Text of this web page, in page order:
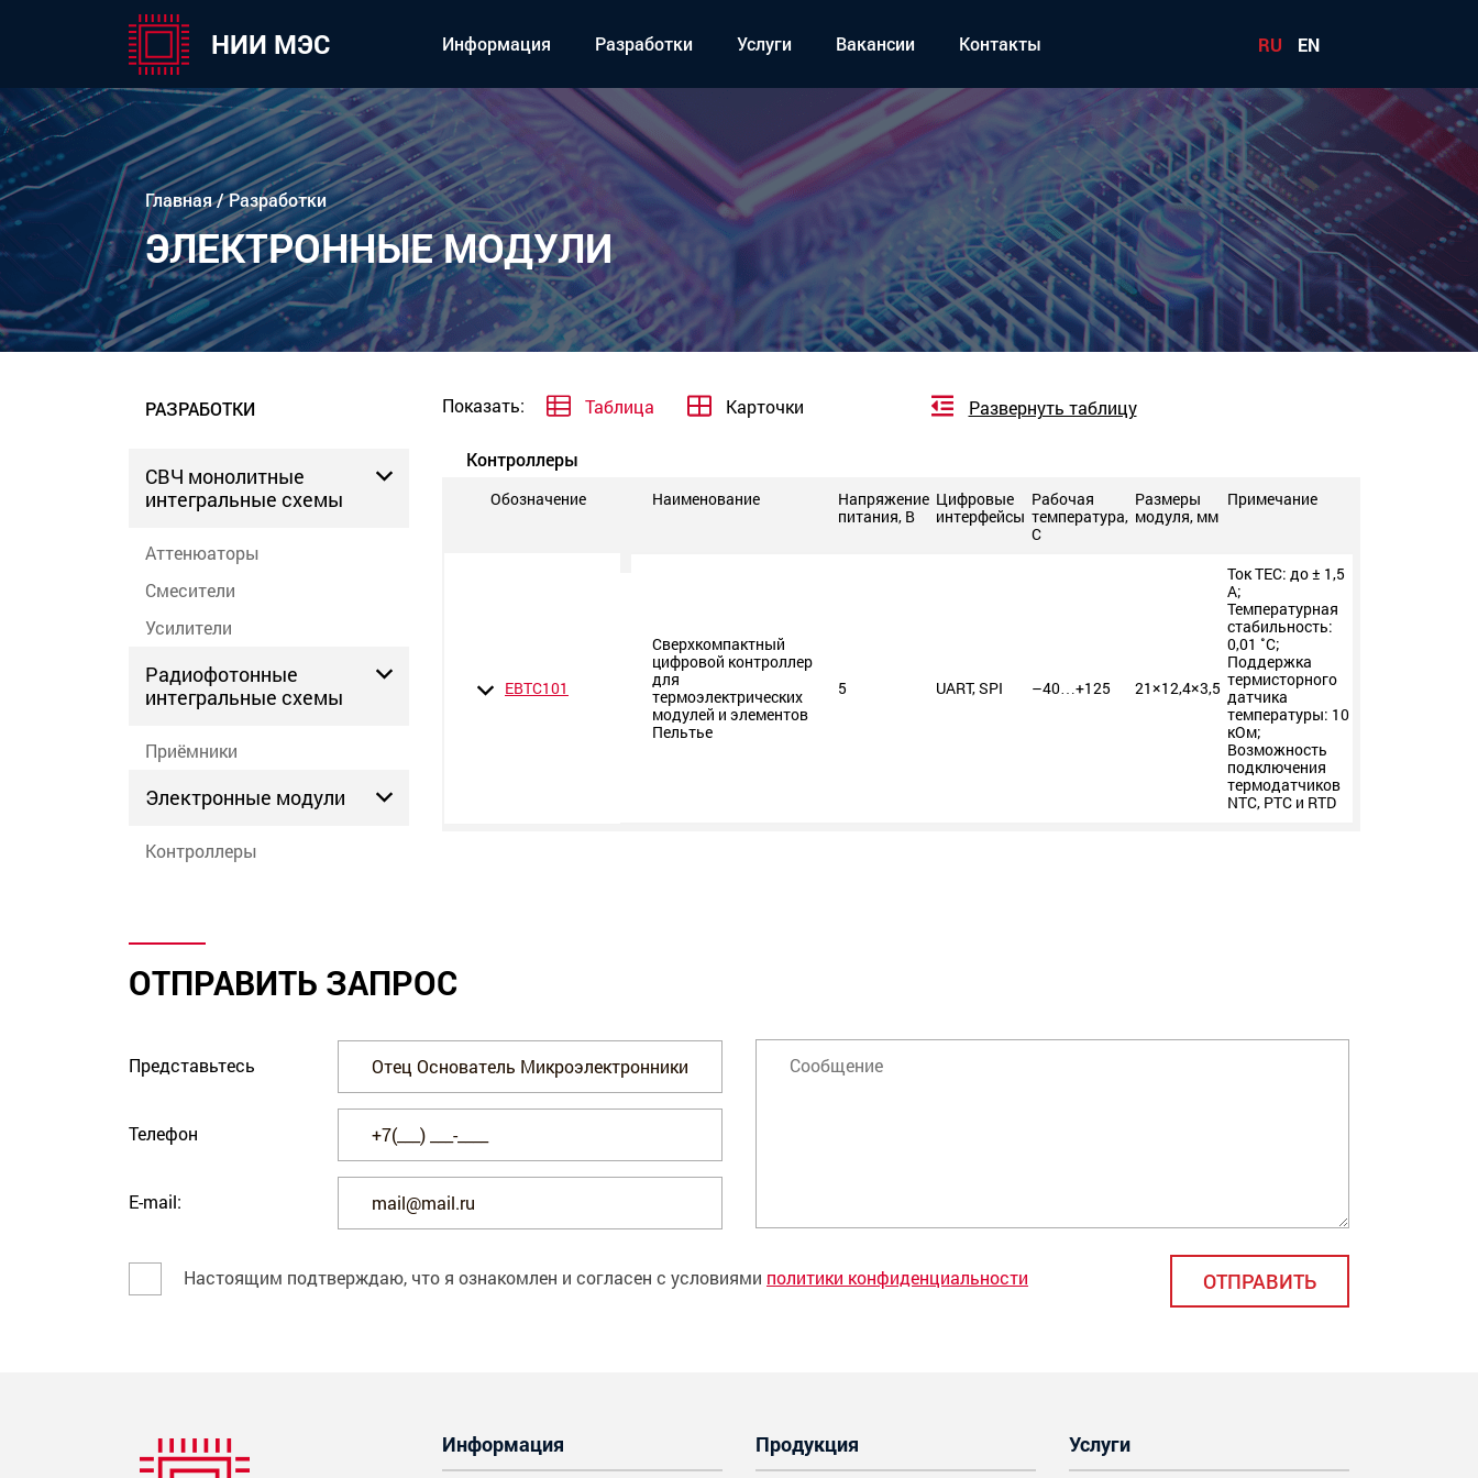
НИИ МЭС Информация Разработки Услуги Вакансии Контакты RU EN
Главная/Разработки
ЭЛЕКТРОННЫЕ МОДУЛИ
РАЗРАБОТКИ
СВЧ монолитные
интегральные схемы
Аттенюаторы
Смесители
Усилители
Радиофотонные
интегральные схемы
Приёмники
Электронные модули
Контроллеры
Показать: Таблица Карточки Развернуть таблицу
Контроллеры
Обозначение Наименование
Напряжение
питания, В
Цифровые
интерфейсы
Рабочая
температура,
С
Размеры
модуля, мм
Примечание
ЕВТС101
Сверхкомпактный
цифровой контроллер
для
термоэлектрических
модулей и элементов
Пельтье
5 UART, SPI –40…+125 21×12,4×3,5
Ток TEC: до ± 1,5
A;
Температурная
стабильность:
0,01 ˚С;
Поддержка
термисторного
датчика
температуры: 10
кОм;
Возможность
подключения
термодатчиков
NTC, PTC и RTD
ОТПРАВИТЬ ЗАПРОС
Представьтесь
Телефон
E-mail:
Настоящим подтверждаю, что я ознакомлен и согласен с условиями политики конфиденциальности
Информация Продукция Услуги